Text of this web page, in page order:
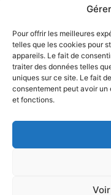
Pour offrir les meilleures
telles que les cookies pour
appareils. Le fait de
traiter des données telles
uniques sur ce site. Le fait
consentement peut avoir
et fonctions.
19 juin 2022